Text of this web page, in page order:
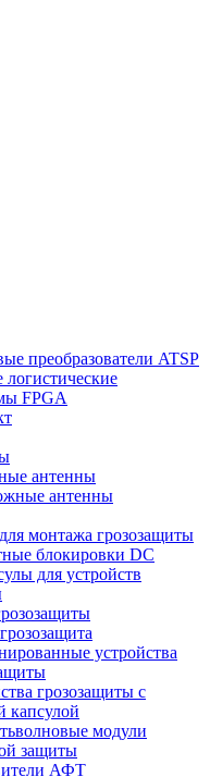
преобразователи ATSP
FPGA
антенны
антенны
монтажа грозозащиты
блокировки DC
для устройств
устройства
грозозащиты с
капсулой
модули
защиты
АФТ